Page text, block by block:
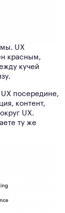
UX
красным,
кучей
посередине,
контент,
UX.
ту же